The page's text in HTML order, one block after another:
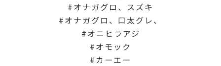
オナガグロ、スズキ
オナガグロ、口太グレ、
オニヒラアジ
オモック
カーエー